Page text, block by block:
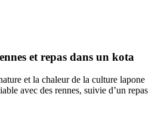
et repas dans un kota
et la chaleur de la culture lapone
avec des rennes, suivie d’un repas